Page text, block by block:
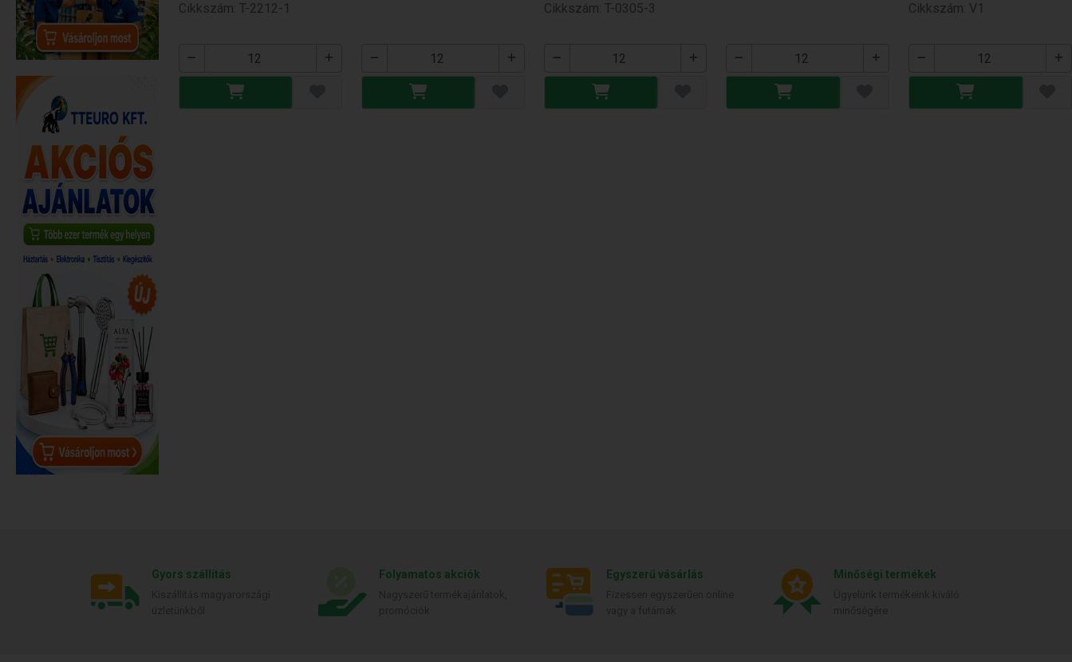
Cikkszám: T-2212-1
Cikkszám: T-0305-3
Cikkszám: V1
Gyors szállítás Folyamatos akciók Egyszerű vásárlás Minőségi termékek